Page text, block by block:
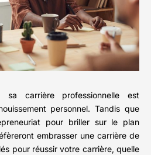
sa carrière professionnelle est
personnel. Tandis que
pour briller sur le plan
embrasser une carrière de
pour réussir votre carrière, quelle